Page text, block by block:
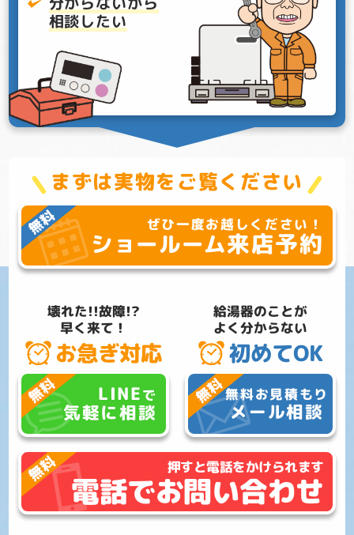
相談したい
まずは実物をご覧ください
壊れた!!故障!?
早く来て！
お急ぎ対応
LINEで
気軽に相談
給湯器のことが
よく分からない
初めてOK
無料お見積もり
メール相談
ぜひ一度お越しください！
ショールーム来店予約
押すと電話をかけられます
電話でお問い合わせ